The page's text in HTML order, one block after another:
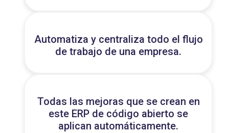
Automatiza y centraliza todo el flujo
de trabajo de una empresa.
Todas las mejoras que se crean en
este ERP de código abierto se
aplican automáticamente.